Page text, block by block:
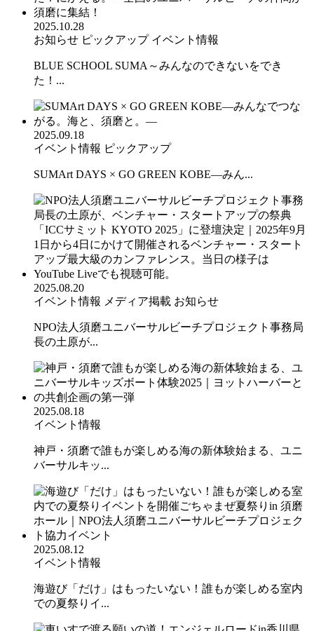
2025.10.28
お知らせ ピックアップ イベント情報
BLUE SCHOOL SUMA～みんなのできないをでき
た！...
2025.09.18
イベント情報 ピックアップ
SUMArt DAYS × GO GREEN KOBE—みん...
2025.08.20
イベント情報 メディア掲載 お知らせ
NPO法人須磨ユニバーサルビーチプロジェクト事務局
長の土原が...
2025.08.18
イベント情報
神戸・須磨で誰もが楽しめる海の新体験始まる、ユニ
バーサルキッ...
2025.08.12
イベント情報
海遊び「だけ」はもったいない！誰もが楽しめる室内
での夏祭りイ...